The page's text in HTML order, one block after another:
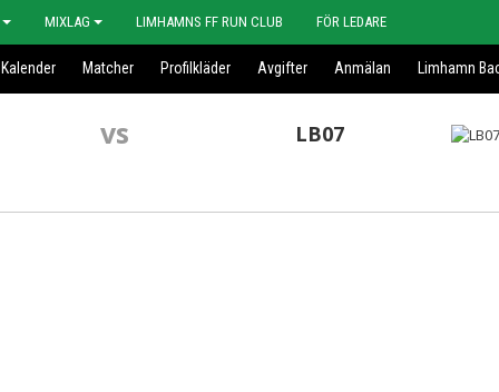
MIXLAG LIMHAMNS FF RUN CLUB FÖR LEDARE
Kalender Matcher Profilkläder Avgifter Anmälan Limhamn
vs LB07